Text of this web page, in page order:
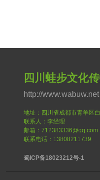
四川蛙步文化
http://www.wabuw.net
地址：四川省成都市青羊区
联系人：李经理
邮箱：712383336@qq.com
联系电话：13808211739
蜀ICP备18023212号-1